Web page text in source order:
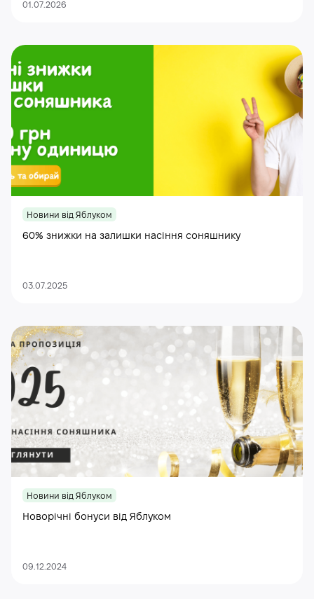
01.07.2026
Новини від Яблуком
60% знижки на залишки насіння соняшнику
03.07.2025
Новини від Яблуком
Новорічні бонуси від Яблуком
09.12.2024